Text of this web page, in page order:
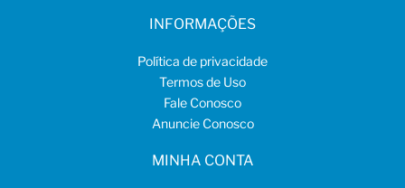
INFORMAÇÕES
Política de privacidade
Termos de Uso
Fale Conosco
Anuncie Conosco
MINHA CONTA